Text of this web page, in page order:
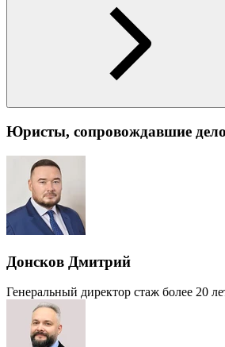
Юристы, сопровождавшие дело
Донсков Дмитрий
Генеральный директор стаж более 20